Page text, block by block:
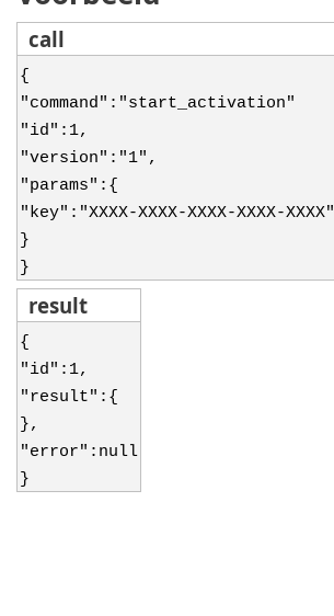
call
{
"command":"start_activation"
"id":1,
"version":"1",
"params":{
"key":"XXXX-XXXX-XXXX-XXXX-XXXX"
}
}
result
{
"id":1,
"result":{
},
"error":null
}